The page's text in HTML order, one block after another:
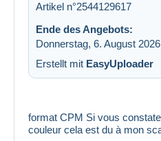
Artikel n°2544129617
Ende des Angebots:
Donnerstag, 6. August
Erstellt mit EasyUploader
format CPM Si vous
couleur cela est du à mon